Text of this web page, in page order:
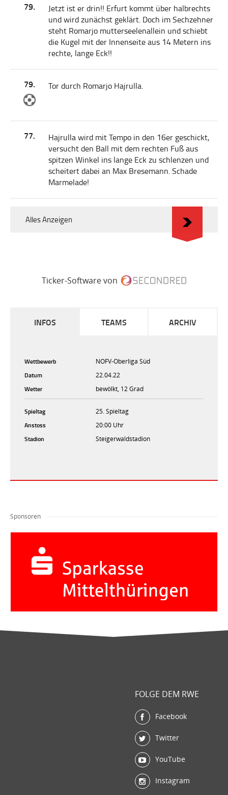
79.
Jetzt ist er drin!! Erfurt kommt über halbrechts
und wird zunächst geklärt. Doch im Sechzehner
steht Romarjo mutterseelenallein und schiebt
die Kugel mit der Innenseite aus 14 Metern ins
rechte, lange Eck!!
79. Tor durch Romarjo Hajrulla.
77.
Hajrulla wird mit Tempo in den 16er geschickt,
versucht den Ball mit dem rechten Fuß aus
spitzen Winkel ins lange Eck zu schlenzen und
scheitert dabei an Max Bresemann. Schade
Marmelade!
Alles Anzeigen
Ticker-Software von
INFOS TEAMS ARCHIV
Wettbewerb
NOFV-Oberliga Süd
Datum
22.04.22
Wetter
bewölkt, 12 Grad
Spieltag
25. Spieltag
Anstoss
20:00 Uhr
Stadion
Steigerwaldstadion
Sponsoren
FOLGE DEM RWE
Facebook
Twitter
YouTube
Instagram